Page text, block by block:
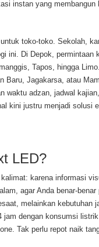
instan yang membangun
toko-toko. Sekolah,
ini. Di Depok, permintaan
Tapos, hingga
Baru, Jagakarsa, atau
waktu adzan, jadwal
kini justru menjadi solusi
LED?
karena informasi
agar Anda benar-benar
melainkan kebutuhan
dengan konsumsi
Tak perlu repot naik